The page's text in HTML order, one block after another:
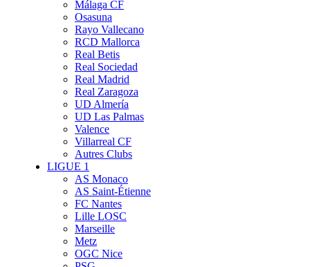
Málaga CF
Osasuna
Rayo Vallecano
RCD Mallorca
Real Betis
Real Sociedad
Real Madrid
Real Zaragoza
UD Almería
UD Las Palmas
Valence
Villarreal CF
Autres Clubs
LIGUE 1
AS Monaco
AS Saint-Étienne
FC Nantes
Lille LOSC
Marseille
Metz
OGC Nice